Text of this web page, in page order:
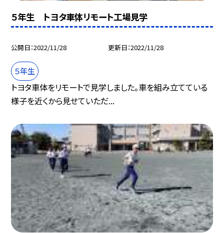
５年生 トヨタ車体リモート工場見学
公開日 2022/11/28 更新日 2022/11/28
５年生
トヨタ車体をリモートで見学しました。車を組み立てている
様子を近くから見せていただ...